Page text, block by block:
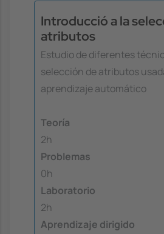
Introducció a la
atributos
Estudio de diferentes
selección de atributos
aprendizaje automático
Teoría
2h
Problemas
0h
Laboratorio
2h
Aprendizaje dirigido